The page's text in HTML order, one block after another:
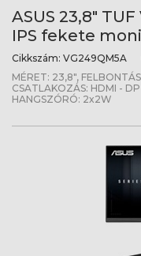
ASUS 23,8"
IPS fekete
Cikkszám: VG249QM5A
MÉRET: 23,8",
CSATLAKOZÁS: HDMI -
HANGSZÓRÓ: 2x2W